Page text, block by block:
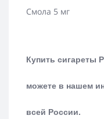
Смола 5 мг
Купить сигареты
можете в нашем
всей России.